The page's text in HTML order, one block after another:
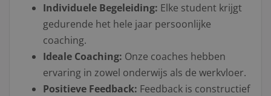
Individuele Begeleiding: Elke student krijgt
gedurende het hele jaar persoonlijke
coaching.
Ideale Coaching: Onze coaches hebben
ervaring in zowel onderwijs als de werkvloer.
Positieve Feedback: Feedback is constructief